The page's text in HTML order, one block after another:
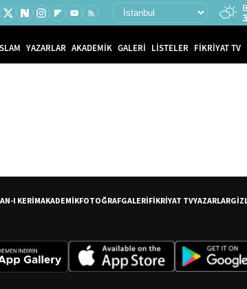
YAZARLAR AKADEMİK GALERİ LİSTELER FİKRİYAT TV
I KERİMAKADEMİKFOTOĞRAFGALERİFİKRİYAT TVYAZARLAR